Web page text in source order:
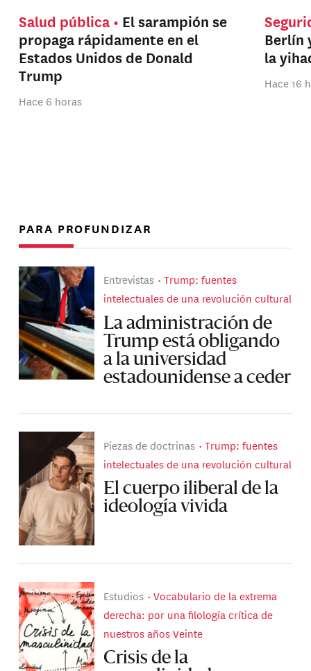
Salud pública
El sarampión se
propaga rápidamente en el
Estados Unidos de Donald
Trump
Hace 6 horas
Berlín
la
Hace 16
PARA PROFUNDIZAR
Entrevistas
Trump: fuentes
intelectuales de una revolución cultural
La administración de
Trump está obligando
a la universidad
estadounidense a ceder
Piezas de doctrinas
Trump: fuentes
intelectuales de una revolución cultural
El cuerpo iliberal de la
ideología vivida
Estudios
Vocabulario de la extrema
derecha: por una filología crítica de
nuestros años Veinte
Crisis de la